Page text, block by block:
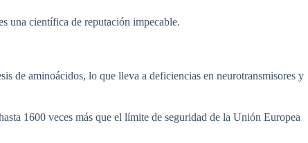
una científica de reputación impecable.
de aminoácidos, lo que lleva a deficiencias en neurotransmisores y
1600 veces más que el límite de seguridad de la Unión Europea